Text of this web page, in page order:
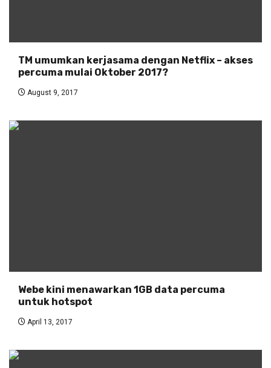
TM umumkan kerjasama dengan Netflix – akses
percuma mulai Oktober 2017?
August 9, 2017
Webe kini menawarkan 1GB data percuma
untuk hotspot
April 13, 2017